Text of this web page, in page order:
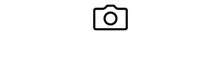
unikają słodyczy czy innych kalorycznych potraw, ale
tak jak we wszystkim – potrzebny jest umiar.